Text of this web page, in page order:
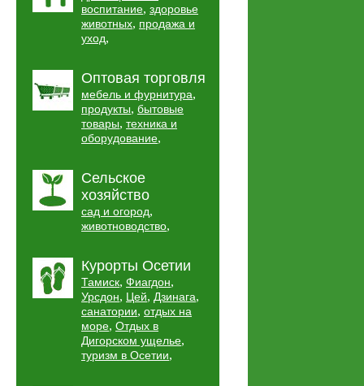
воспитание, здоровье
животных, продажа и
уход,
Оптовая торговля
мебель и фурнитура,
продукты, бытовые
товары, техника и
оборудование,
Сельское
хозяйство
сад и огород,
животноводство,
Курорты Осетии
Тамиск, Фиагдон,
Урсдон, Цей, Дзинага,
санатории, отдых на
море, Отдых в
Дигорском ущелье,
туризм в Осетии,